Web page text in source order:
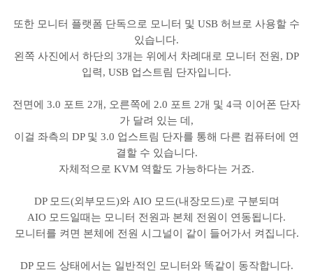
또한 모니터 플랫폼 단독으로 모니터 및 USB 허브로 사용할 수
있습니다.
왼쪽 사진에서 하단의 3개는 위에서 차례대로 모니터 전원, DP
입력, USB 업스트림 단자입니다.
전면에 3.0 포트 2개, 오른쪽에 2.0 포트 2개 및 4극 이어폰 단자
가 달려 있는 데,
이걸 좌측의 DP 및 3.0 업스트림 단자를 통해 다른 컴퓨터에 연
결할 수 있습니다.
자체적으로 KVM 역할도 가능하다는 거죠.
DP 모드(외부모드)와 AIO 모드(내장모드)로 구분되며
AIO 모드일때는 모니터 전원과 본체 전원이 연동됩니다.
모니터를 켜면 본체에 전원 시그널이 같이 들어가서 켜집니다.
DP 모드 상태에서는 일반적인 모니터와 똑같이 동작합니다.